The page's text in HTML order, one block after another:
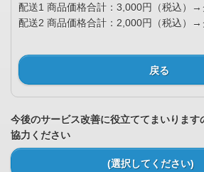
配送1 商品価格合計：3,000円（税込）→
配送2 商品価格合計：2,000円（税込）→
戻る
今後のサービス改善に役立ててまいります
協力ください
(選択してください)